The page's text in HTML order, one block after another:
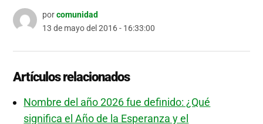
porcomunidad
13 de mayo del 2016 - 16:33:00
Artículos relacionados
Nombre del año 2026 fue definido: ¿Qué
significa el Año de la Esperanza y el